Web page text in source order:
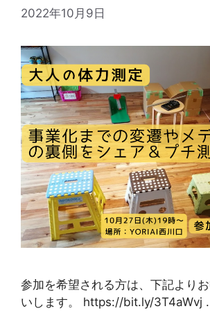
2022年10月9日
参加を希望される方は、下記より
いします。 https://bit.ly/3T4aWvj